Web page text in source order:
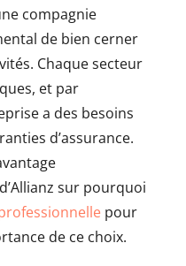
compagnie
de bien cerner
Chaque secteur
et par
a des besoins
d’assurance.
sur pourquoi
pour
de ce choix.